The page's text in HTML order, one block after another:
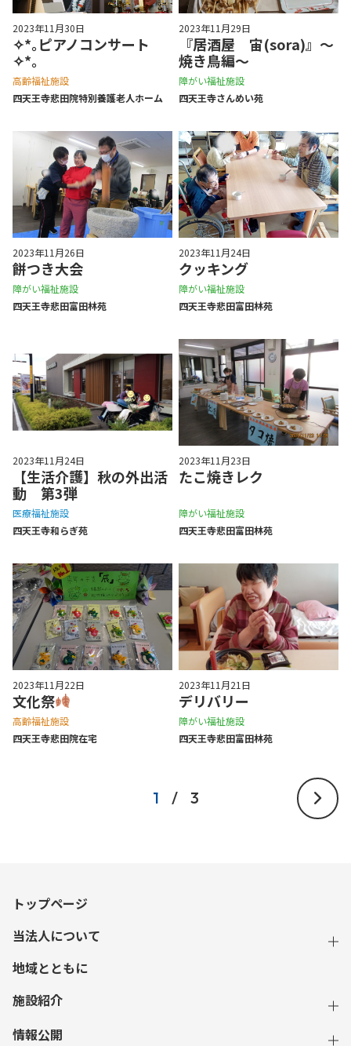
2023年11月30日
✧*｡ピアノコンサート
✧*｡
高齢福祉施設
四天王寺悲⽥院特別養護⽼⼈ホーム
2023年11月29日
『居酒屋 宙(sora)』～
焼き鳥編～
障がい福祉施設
四天王寺さんめい苑
2023年11月26日
餅つき大会
障がい福祉施設
四天王寺悲⽥富⽥林苑
2023年11月24日
クッキング
障がい福祉施設
四天王寺悲⽥富⽥林苑
2023年11月24日
【生活介護】秋の外出活
動 第3弾
医療福祉施設
四天王寺和らぎ苑
2023年11月23日
たこ焼きレク
障がい福祉施設
四天王寺悲⽥富⽥林苑
2023年11月22日
文化祭
高齢福祉施設
四天王寺悲⽥院在宅
2023年11月21日
デリバリー
障がい福祉施設
四天王寺悲⽥富⽥林苑
1 / 3
トップページ
当法人について
地域とともに
施設紹介
情報公開